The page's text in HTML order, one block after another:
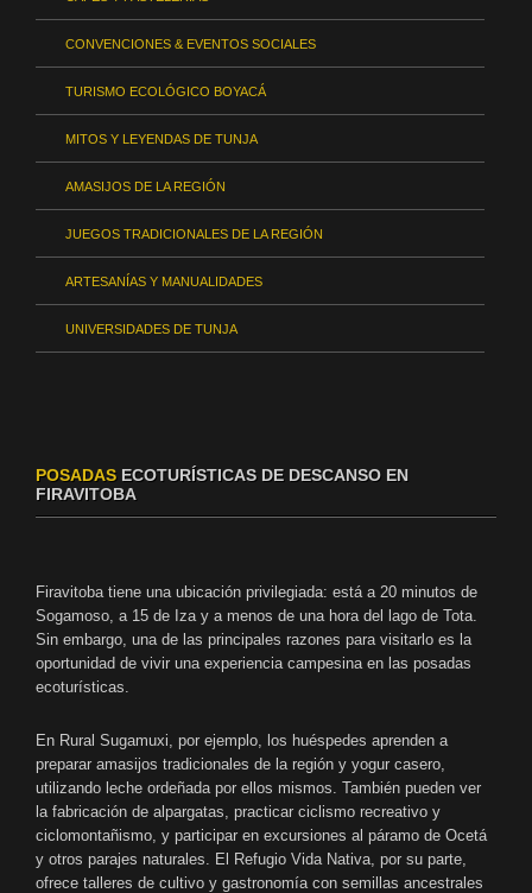
CONVENCIONES & EVENTOS SOCIALES
TURISMO ECOLÓGICO BOYACÁ
MITOS Y LEYENDAS DE TUNJA
AMASIJOS DE LA REGIÓN
JUEGOS TRADICIONALES DE LA REGIÓN
ARTESANÍAS Y MANUALIDADES
UNIVERSIDADES DE TUNJA
POSADAS ECOTURÍSTICAS DE DESCANSO EN
FIRAVITOBA
Firavitoba tiene una ubicación privilegiada: está a 20 minutos de
Sogamoso, a 15 de Iza y a menos de una hora del lago de Tota.
Sin embargo, una de las principales razones para visitarlo es la
oportunidad de vivir una experiencia campesina en las posadas
ecoturísticas.
En Rural Sugamuxi, por ejemplo, los huéspedes aprenden a
preparar amasijos tradicionales de la región y yogur casero,
utilizando leche ordeñada por ellos mismos. También pueden ver
la fabricación de alpargatas, practicar ciclismo recreativo y
ciclomontañismo, y participar en excursiones al páramo de Ocetá
y otros parajes naturales. El Refugio Vida Nativa, por su parte,
ofrece talleres de cultivo y gastronomía con semillas ancestrales